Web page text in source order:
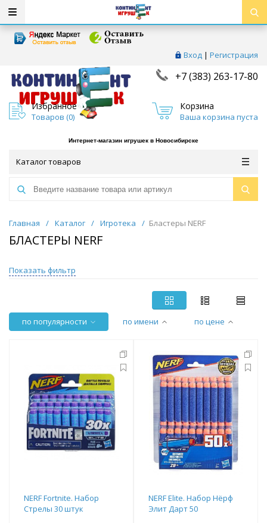
Вход | Регистрация
+7 (383) 263-17-80
Избранное
Товаров (0)
Корзина
Ваша корзина пуста
Интернет-магазин игрушек в Новосибирске
Каталог товаров
Главная / Каталог / Игротека / Бластеры NERF
БЛАСТЕРЫ NERF
Показать фильтр
по популярности по имени по цене
NERF Fortnite. Набор
Стрелы 30 штук
NERF Elite. Набор Нёрф
Элит Дарт 50